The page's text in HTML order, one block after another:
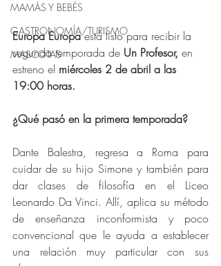
MAMÁS Y BEBÉS
GASTRONOMÍA/TURISMO
MASCOTAS
Europa Europa está listo para recibir la
segunda temporada de Un Profesor, en
estreno el miércoles 2 de abril a las
19:00 horas.
¿Qué pasó en la primera temporada?
Dante Balestra, regresa a Roma para
cuidar de su hijo Simone y también para
dar clases de filosofía en el Liceo
Leonardo Da Vinci. Allí, aplica su método
de enseñanza inconformista y poco
convencional que le ayuda a establecer
una relación muy particular con sus